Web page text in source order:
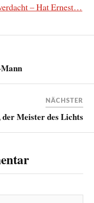
– Hat Ernest…
NÄCHSTER
Meister des Lichts